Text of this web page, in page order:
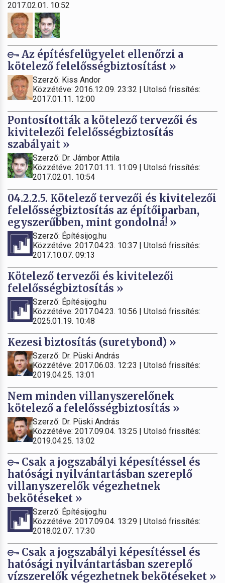
2017.02.01. 10:52
Az építésfelügyelet ellenőrzi a
kötelező felelősségbiztosítást »
Szerző: Kiss Andor
Közzétéve: 2016.12.09. 23:32 | Utolsó frissítés:
2017.01.11. 12:00
Pontosították a kötelező tervezői és
kivitelezői felelősségbiztosítás
szabályait »
Szerző: Dr. Jámbor Attila
Közzétéve: 2017.01.11. 11:09 | Utolsó frissítés:
2017.02.01. 10:54
04.2.2.5. Kötelező tervezői és kivitelezői
felelősségbiztosítás az építőiparban,
egyszerűbben, mint gondolná! »
Szerző: Építésijog.hu
Közzétéve: 2017.04.23. 10:37 | Utolsó frissítés:
2017.10.07. 09:13
Kötelező tervezői és kivitelezői
felelősségbiztosítás »
Szerző: Építésijog.hu
Közzétéve: 2017.04.23. 10:56 | Utolsó frissítés:
2025.01.19. 10:48
Kezesi biztosítás (suretybond) »
Szerző: Dr. Püski András
Közzétéve: 2017.06.03. 12:23 | Utolsó frissítés:
2019.04.25. 13:01
Nem minden villanyszerelőnek
kötelező a felelősségbiztosítás »
Szerző: Dr. Püski András
Közzétéve: 2017.09.04. 13:25 | Utolsó frissítés:
2019.04.25. 13:02
Csak a jogszabályi képesítéssel és
hatósági nyilvántartásban szereplő
villanyszerelők végezhetnek
bekötéseket »
Szerző: Építésijog.hu
Közzétéve: 2017.09.04. 13:29 | Utolsó frissítés:
2018.02.07. 17:30
Csak a jogszabályi képesítéssel és
hatósági nyilvántartásban szereplő
vízszerelők végezhetnek bekötéseket »